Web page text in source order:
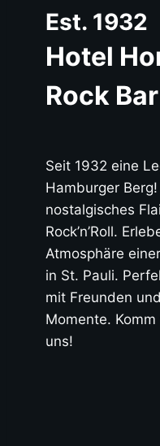
Est. 1932
Hotel
Rock
Seit 1932 eine
Hamburger
nostalgisches
Rock’n’Roll.
Atmosphäre
in St. Pauli.
mit Freunden
Momente.
uns!